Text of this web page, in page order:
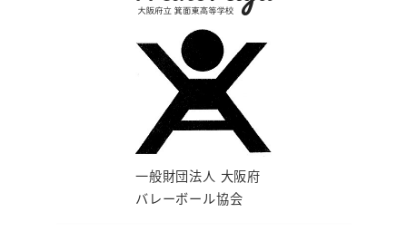
一般財団法人 大阪府
バレーボール協会